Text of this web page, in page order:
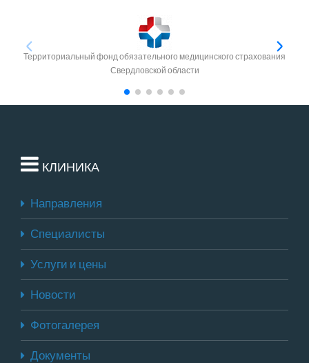
Территориальный фонд обязательного медицинского страхования
Свердловской области
КЛИНИКА
Направления
Специалисты
Услуги и цены
Новости
Фотогалерея
Документы